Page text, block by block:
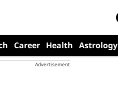
Career Health Astrology
Advertisement